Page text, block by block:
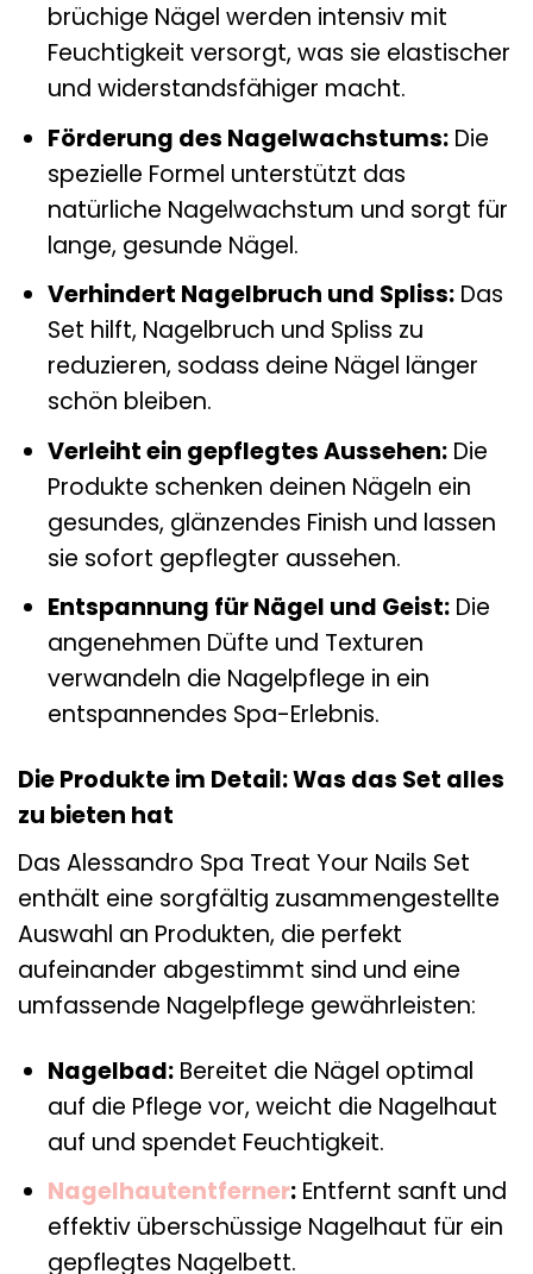
brüchige Nägel werden intensiv mit
Feuchtigkeit versorgt, was sie elastischer
und widerstandsfähiger macht.
Förderung des Nagelwachstums:Die
spezielle Formel unterstützt das
natürliche Nagelwachstum und sorgt für
lange, gesunde Nägel.
Verhindert Nagelbruch und Spliss:Das
Set hilft, Nagelbruch und Spliss zu
reduzieren, sodass deine Nägel länger
schön bleiben.
Verleiht ein gepflegtes Aussehen:Die
Produkte schenken deinen Nägeln ein
gesundes, glänzendes Finish und lassen
sie sofort gepflegter aussehen.
Entspannung für Nägel und Geist:Die
angenehmen Düfte und Texturen
verwandeln die Nagelpflege in ein
entspannendes Spa-Erlebnis.
Die Produkte im Detail: Was das Set alles
zu bieten hat
Das Alessandro Spa Treat Your Nails Set
enthält eine sorgfältig zusammengestellte
Auswahl an Produkten, die perfekt
aufeinander abgestimmt sind und eine
umfassende Nagelpflege gewährleisten:
Nagelbad:Bereitet die Nägel optimal
auf die Pflege vor, weicht die Nagelhaut
auf und spendet Feuchtigkeit.
Nagelhautentferner:Entfernt sanft und
effektiv überschüssige Nagelhaut für ein
gepflegtes Nagelbett.